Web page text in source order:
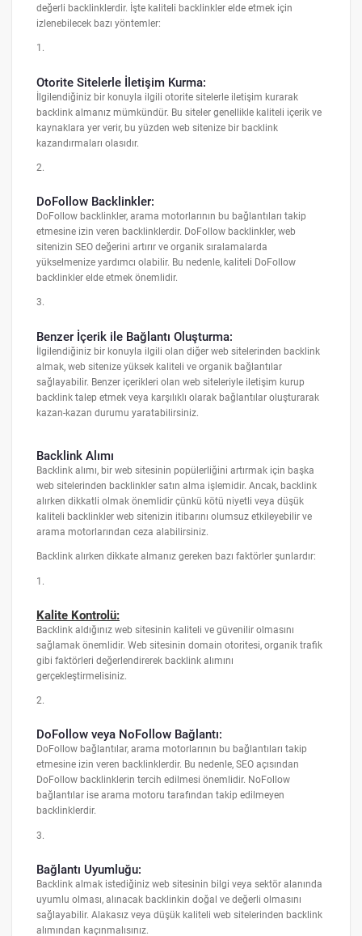
değerli backlinklerdir. İşte kaliteli backlinkler elde etmek için
izlenebilecek bazı yöntemler:
1.
Otorite Sitelerle İletişim Kurma:
İlgilendiğiniz bir konuyla ilgili otorite sitelerle iletişim kurarak
backlink almanız mümkündür. Bu siteler genellikle kaliteli içerik ve
kaynaklara yer verir, bu yüzden web sitenize bir backlink
kazandırmaları olasıdır.
2.
DoFollow Backlinkler:
DoFollow backlinkler, arama motorlarının bu bağlantıları takip
etmesine izin veren backlinklerdir. DoFollow backlinkler, web
sitenizin SEO değerini artırır ve organik sıralamalarda
yükselmenize yardımcı olabilir. Bu nedenle, kaliteli DoFollow
backlinkler elde etmek önemlidir.
3.
Benzer İçerik ile Bağlantı Oluşturma:
İlgilendiğiniz bir konuyla ilgili olan diğer web sitelerinden backlink
almak, web sitenize yüksek kaliteli ve organik bağlantılar
sağlayabilir. Benzer içerikleri olan web siteleriyle iletişim kurup
backlink talep etmek veya karşılıklı olarak bağlantılar oluşturarak
kazan-kazan durumu yaratabilirsiniz.
Backlink Alımı
Backlink alımı, bir web sitesinin popülerliğini artırmak için başka
web sitelerinden backlinkler satın alma işlemidir. Ancak, backlink
alırken dikkatli olmak önemlidir çünkü kötü niyetli veya düşük
kaliteli backlinkler web sitenizin itibarını olumsuz etkileyebilir ve
arama motorlarından ceza alabilirsiniz.
Backlink alırken dikkate almanız gereken bazı faktörler şunlardır:
1.
Kalite Kontrolü:
Backlink aldığınız web sitesinin kaliteli ve güvenilir olmasını
sağlamak önemlidir. Web sitesinin domain otoritesi, organik trafik
gibi faktörleri değerlendirerek backlink alımını
gerçekleştirmelisiniz.
2.
DoFollow veya NoFollow Bağlantı:
DoFollow bağlantılar, arama motorlarının bu bağlantıları takip
etmesine izin veren backlinklerdir. Bu nedenle, SEO açısından
DoFollow backlinklerin tercih edilmesi önemlidir. NoFollow
bağlantılar ise arama motoru tarafından takip edilmeyen
backlinklerdir.
3.
Bağlantı Uyumluğu:
Backlink almak istediğiniz web sitesinin bilgi veya sektör alanında
uyumlu olması, alınacak backlinkin doğal ve değerli olmasını
sağlayabilir. Alakasız veya düşük kaliteli web sitelerinden backlink
alımından kaçınmalısınız.